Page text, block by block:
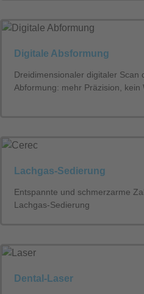
Digitale Absformung
Dreidimensionaler digitaler Scan
Abformung: mehr Präzision, kein
Lachgas-Sedierung
Entspannte und schmerzarme
Lachgas-Sedierung
Dental-Laser